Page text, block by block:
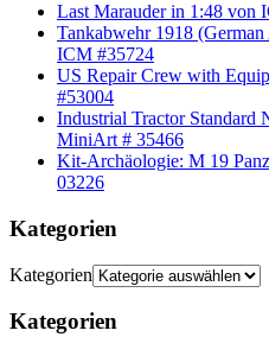
Last Marauder in 1:48 von
Tankabwehr 1918
ICM #35724
US Repair Crew with
#53004
Industrial Tractor Standard
MiniArt # 35466
Kit-Archäologie: M 19
03226
Kategorien
Kategorien
Kategorien